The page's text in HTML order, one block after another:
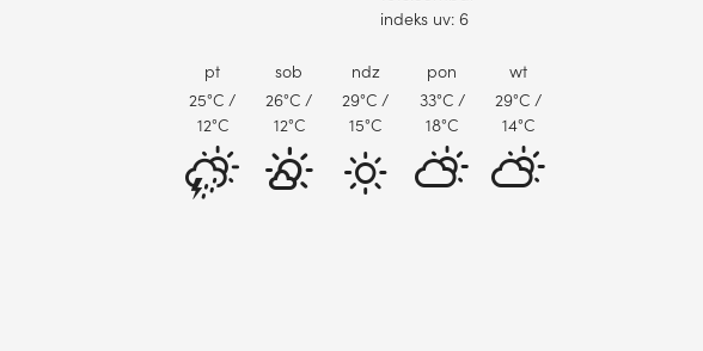
indeks uv: 6
pt sob ndz pon
wt
25°C /
12°C
26°C /
12°C
29°C /
15°C
33°C/
18°C
29°C /
14°C